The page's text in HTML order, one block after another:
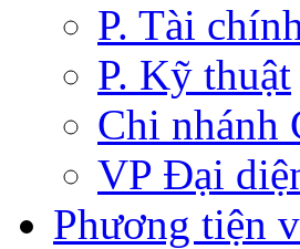
P. Tài
P. Kỹ thuật
Chi nhánh
VP Đại
Phương tiện